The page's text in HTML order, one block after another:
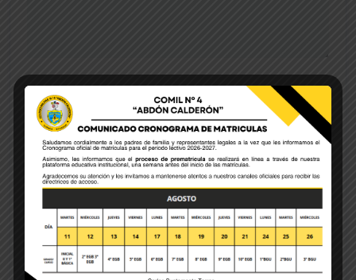
Save my name, email, and website in this browser
for the next time I comment.
POST COMMENT